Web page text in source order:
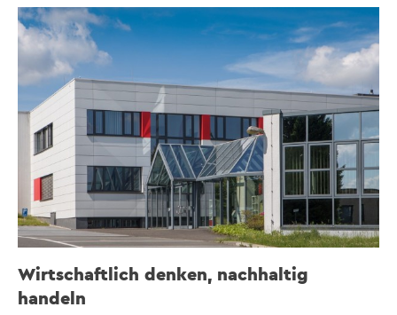
Wirtschaftlich denken, nachhaltig
handeln